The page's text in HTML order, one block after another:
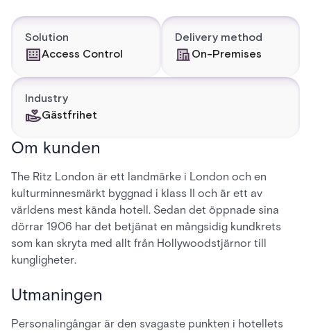
Solution
Access Control
Delivery method
On-Premises
Industry
Gästfrihet
Om kunden
The Ritz London är ett landmärke i London och en
kulturminnesmärkt byggnad i klass II och är ett av
världens mest kända hotell. Sedan det öppnade sina
dörrar 1906 har det betjänat en mångsidig kundkrets
som kan skryta med allt från Hollywoodstjärnor till
kungligheter.
Utmaningen
Personalingångar är den svagaste punkten i hotellets